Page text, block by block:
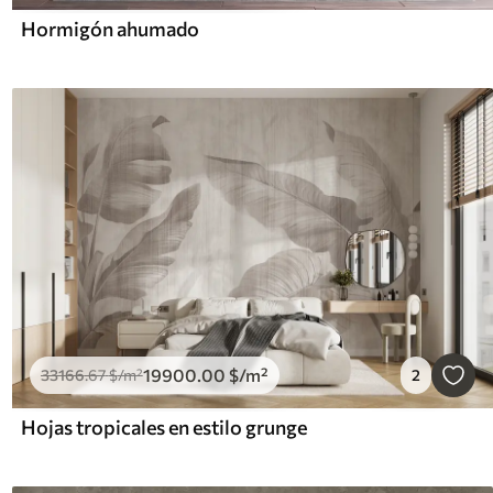
Hormigón ahumado
33166.67$/m²19900.00 $/m² 2
Hojas tropicales en estilo grunge